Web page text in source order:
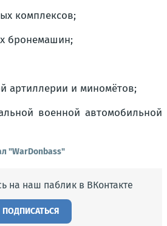
комплексов;
бронемашин;
артиллерии и миномётов;
военной автомобильной
"WarDonbass"
на наш паблик в ВКонтакте
ПОДПИСАТЬСЯ